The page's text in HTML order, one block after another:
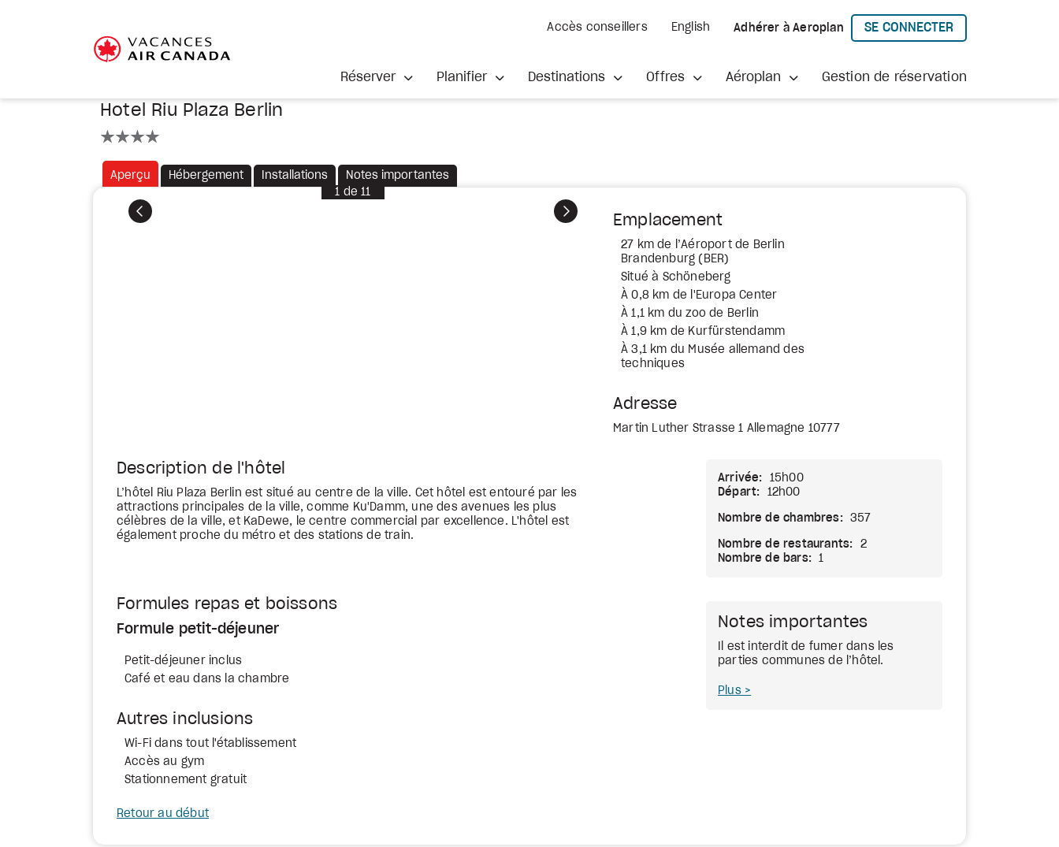
Accès conseillers English Adhérer à Aeroplan
SE CONNECTER
À AEROPLAN
Réserver Planifier Destinations Offres Aéroplan Gestion de réservation
Hotel Riu Plaza Berlin
Aperçu Hébergement Installations Notes importantes
Précédent Suivant
1 de11
Emplacement
27 km de l’Aéroport de Berlin
Brandenburg (BER)
Situé à Schöneberg
À 0,8 km de l'Europa Center
À 1,1 km du zoo de Berlin
À 1,9 km de Kurfürstendamm
À 3,1 km du Musée allemand des
techniques
Adresse
Martin Luther Strasse 1 Allemagne 10777
Description de l'hôtel
L’hôtel Riu Plaza Berlin est situé au centre de la ville. Cet hôtel est entouré par les
attractions principales de la ville, comme Ku'Damm, une des avenues les plus
célèbres de la ville, et KaDewe, le centre commercial par excellence. L'hôtel est
également proche du métro et des stations de train.
Formules repas et boissons
Formule petit-déjeuner
Petit-déjeuner inclus
Café et eau dans la chambre
Autres inclusions
Wi-Fi dans tout l'établissement
Accès au gym
Stationnement gratuit
Arrivée:
15h00
Départ:
12h00
Nombre de chambres: 357
Nombre de restaurants:
2
Nombre de bars:
1
Notes importantes
Il est interdit de fumer dans les
parties communes de l’hôtel.
Plus
Retour au début